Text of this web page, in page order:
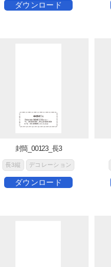
ダウンロード
封筒_00123_長3
長3縦 デコレーション
ダウンロード